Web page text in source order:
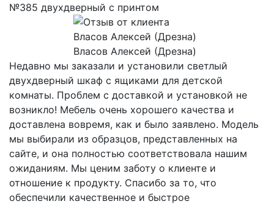
№385 двухдверный с принтом
Власов Алексей (Дрезна)
Недавно мы заказали и установили светлый
двухдверный шкаф с ящиками для детской
комнаты. Проблем с доставкой и установкой не
возникло! Мебель очень хорошего качества и
доставлена вовремя, как и было заявлено. Модель
мы выбирали из образцов, представленных на
сайте, и она полностью соответствовала нашим
ожиданиям. Мы ценим заботу о клиенте и
отношение к продукту. Спасибо за то, что
обеспечили качественное и быстрое